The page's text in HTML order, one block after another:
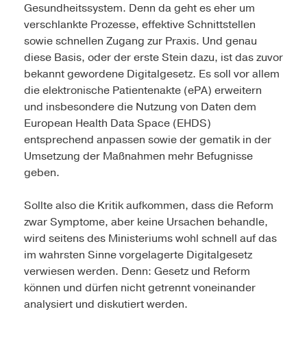
Gesundheitssystem. Denn da geht es eher um
verschlankte Prozesse, effektive Schnittstellen
sowie schnellen Zugang zur Praxis. Und genau
diese Basis, oder der erste Stein dazu, ist das zuvor
bekannt gewordene Digitalgesetz. Es soll vor allem
die elektronische Patientenakte (ePA) erweitern
und insbesondere die Nutzung von Daten dem
European Health Data Space (EHDS)
entsprechend anpassen sowie der gematik in der
Umsetzung der Maßnahmen mehr Befugnisse
geben.
Sollte also die Kritik aufkommen, dass die Reform
zwar Symptome, aber keine Ursachen behandle,
wird seitens des Ministeriums wohl schnell auf das
im wahrsten Sinne vorgelagerte Digitalgesetz
verwiesen werden. Denn: Gesetz und Reform
können und dürfen nicht getrennt voneinander
analysiert und diskutiert werden.